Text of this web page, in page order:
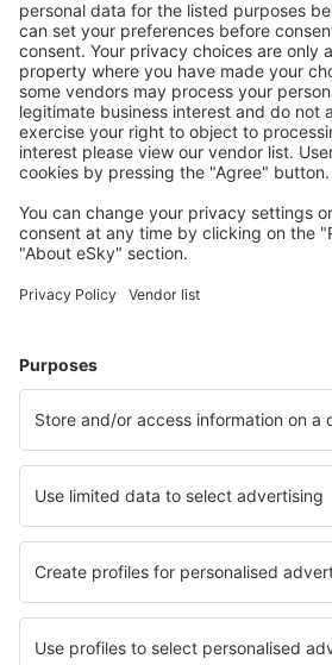
reconvencionais
relacionados a:
- prestação de
serviços de
acordo com os
Termos e
escopo de
processamento
reinvidicações);
das obrigações
decorrentes do
RGPD (por
respeito ao
defesa
Quando os dados pessoais são
no seu consentimento, poderá
consentimento na sede do
completando o formulário